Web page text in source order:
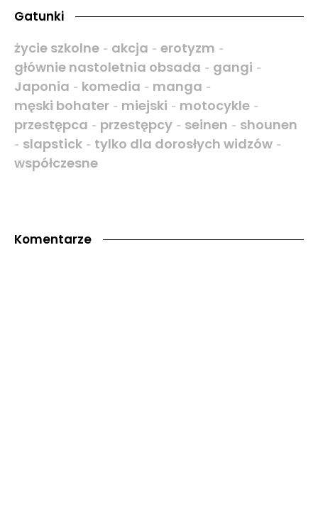
Gatunki
życie szkolne - akcja - erotyzm -
głównie nastoletnia obsada - gangi -
Japonia - komedia - manga -
męski bohater - miejski - motocykle -
przestępca - przestępcy - seinen - shounen
- slapstick - tylko dla dorosłych widzów -
współczesne
Komentarze